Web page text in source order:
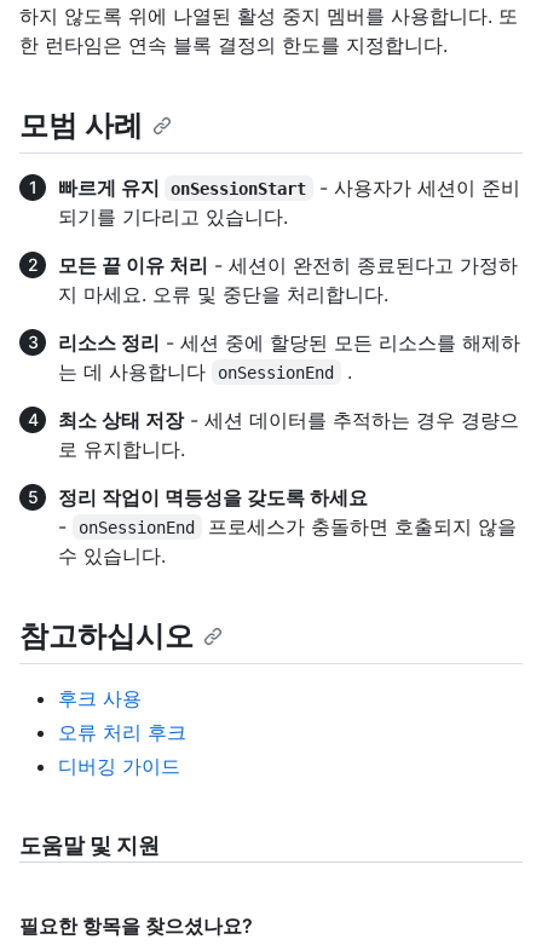
하지 않도록 위에 나열된 활성 중지 멤버를 사용합니다. 또
한 런타임은 연속 블록 결정의 한도를 지정합니다.
모범 사례
빠르게 유지 onSessionStart
- 사용자가 세션이 준비
되기를 기다리고 있습니다.
모든 끝 이유 처리 - 세션이 완전히 종료된다고 가정하
지 마세요. 오류 및 중단을 처리합니다.
리소스 정리 - 세션 중에 할당된 모든 리소스를 해제하
는 데 사용합니다
onSessionEnd
.
최소 상태 저장- 세션 데이터를 추적하는 경우 경량으
로 유지합니다.
정리 작업이 멱등성을 갖도록 하세요
-
onSessionEnd
프로세스가 충돌하면 호출되지 않을
수 있습니다.
참고하십시오
후크 사용
오류 처리 후크
디버깅 가이드
도움말 및 지원
필요한 항목을 찾으셨나요?